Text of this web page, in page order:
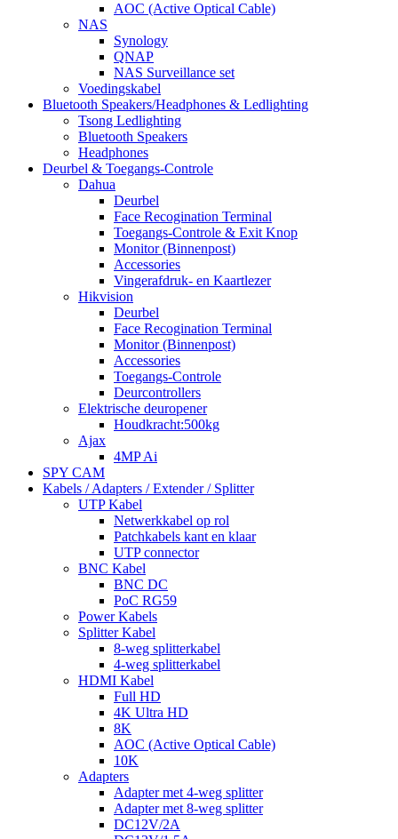
AOC (Active Optical Cable)
NAS
Synology
QNAP
NAS Surveillance set
Voedingskabel
Bluetooth Speakers/Headphones & Ledlighting
Tsong Ledlighting
Bluetooth Speakers
Headphones
Deurbel & Toegangs-Controle
Dahua
Deurbel
Face Recogination Terminal
Toegangs-Controle & Exit Knop
Monitor (Binnenpost)
Accessories
Vingerafdruk- en Kaartlezer
Hikvision
Deurbel
Face Recogination Terminal
Monitor (Binnenpost)
Accessories
Toegangs-Controle
Deurcontrollers
Elektrische deuropener
Houdkracht:500kg
Ajax
4MP Ai
SPY CAM
Kabels / Adapters / Extender / Splitter
UTP Kabel
Netwerkkabel op rol
Patchkabels kant en klaar
UTP connector
BNC Kabel
BNC DC
PoC RG59
Power Kabels
Splitter Kabel
8-weg splitterkabel
4-weg splitterkabel
HDMI Kabel
Full HD
4K Ultra HD
8K
AOC (Active Optical Cable)
10K
Adapters
Adapter met 4-weg splitter
Adapter met 8-weg splitter
DC12V/2A